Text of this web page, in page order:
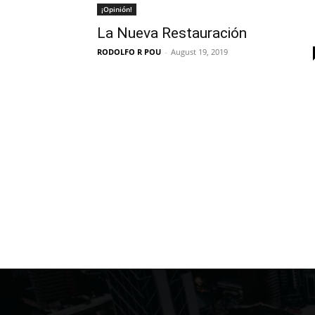
¡Opinión!
La Nueva Restauración
RODOLFO R POU - August 19, 2019